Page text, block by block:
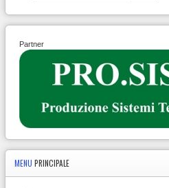
Partner
MENU PRINCIPALE